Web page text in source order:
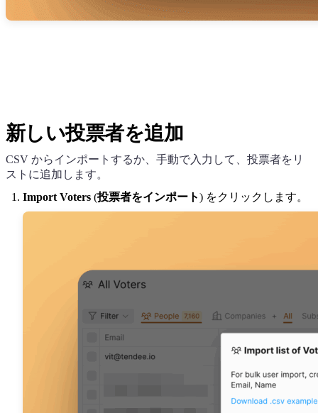
新しい投票者を追加
CSV からインポートするか、手動で入力して、投票者をリ
ストに追加します。
Import Voters (投票者をインポート) をクリックします。